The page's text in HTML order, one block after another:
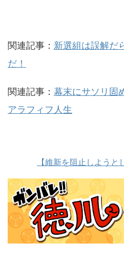
関連記事： 新選組は誤解だ
だ！
関連記事： 幕末にサソリ固
アラフィフ人生
【維新を阻止しようと